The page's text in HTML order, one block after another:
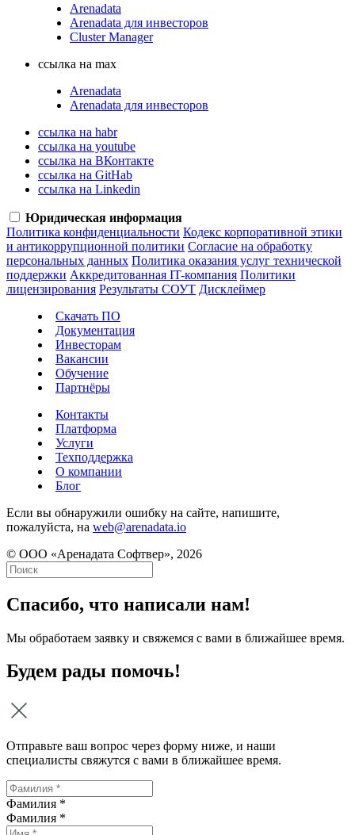
Arenadata
Arenadata для инвесторов
Cluster Manager
ссылка на max
Arenadata
Arenadata для инвесторов
ссылка на habr
ссылка на youtube
ссылка на ВКонтакте
ссылка на GitHab
ссылка на Linkedin
Юридическая информация
Политика конфиденциальности Кодекс корпоративной этики
и антикоррупционной политики Согласие на обработку
персональных данных Политика оказания услуг технической
поддержки Аккредитованная IT-компания Политики
лицензирования Результаты СОУТ Дисклеймер
Скачать ПО
Документация
Инвесторам
Вакансии
Обучение
Партнёры
Контакты
Платформа
Услуги
Техподдержка
О компании
Блог
Если вы обнаружили ошибку на сайте, напишите,
пожалуйста, на web@arenadata.io
© ООО «Аренадата Софтвер», 2026
Спасибо, что написали нам!
Мы обработаем заявку и свяжемся с вами в ближайшее время.
Будем рады помочь!
Отправьте ваш вопрос через форму ниже, и наши
специалисты свяжутся с вами в ближайшее время.
Фамилия *
Фамилия *